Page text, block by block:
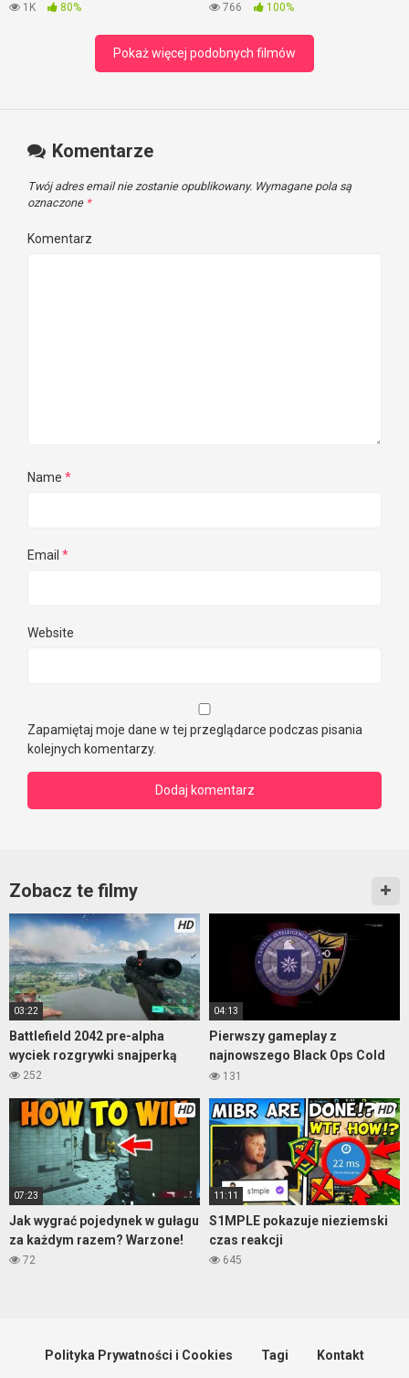
1K 80% 766 100%
Pokaż więcej podobnych filmów
Komentarze
Twój adres email nie zostanie opublikowany. Wymagane pola są
oznaczone *
Komentarz
Name *
Email *
Website
Zapamiętaj moje dane w tej przeglądarce podczas pisania
kolejnych komentarzy.
Zobacz te filmy
HD
03:22
Battlefield 2042 pre-alpha
wyciek rozgrywki snajperką
252
04:13
Pierwszy gameplay z
najnowszego Black Ops Cold
War131
HD
07:23
Jak wygrać pojedynek w gułagu
za każdym razem? Warzone!
72
HD
11:11
S1MPLE pokazuje nieziemski
czas reakcji
645
Polityka Prywatności i Cookies Tagi Kontakt